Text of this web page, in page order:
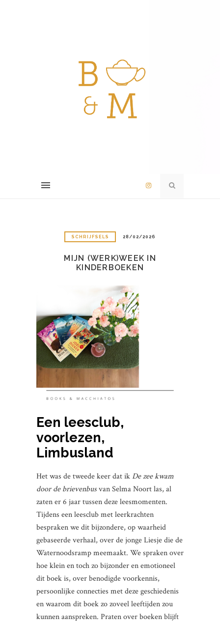
SCHRIJFSELS 28/02/2026
MIJN (WERK)WEEK IN
KINDERBOEKEN
Een leesclub,
voorlezen,
Limbusland
Het was de tweede keer dat ikDe zee kwam
door de brievenbusvan Selma Noort las, al
zaten er 6 jaar tussen deze leesmomenten.
Tijdens een leesclub met leerkrachten
bespraken we dit bijzondere, op waarheid
gebaseerde verhaal, over de jonge Liesje die de
Waternoodsramp meemaakt. We spraken over
hoe klein en toch zo bijzonder en emotioneel
dit boek is, over benodigde voorkennis,
persoonlijke connecties met deze geschiedenis
en waarom dit boek zo zoveel leeftijden zou
kunnen aanspreken. Praten over boeken blijft